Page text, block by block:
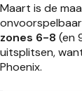
Maart is de
zones 6-8 (en
uitsplitsen,
Phoenix.